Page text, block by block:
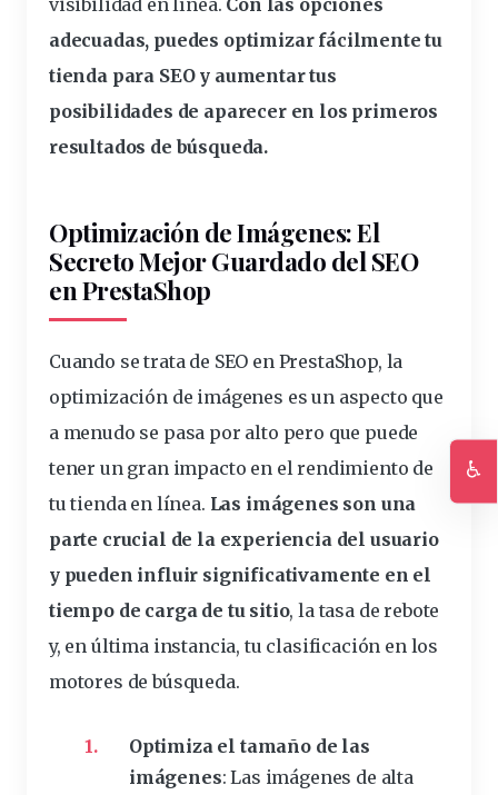
adecuadas, puedes optimizar fácilmente tu
tienda para SEO y aumentar tus
posibilidades de aparecer en los primeros
resultados de búsqueda.
Optimización de Imágenes: El
Secreto Mejor Guardado del SEO
en PrestaShop
Cuando se trata de SEO en PrestaShop, la
optimización de imágenes es un aspecto que
a menudo se pasa por alto pero que puede
tener un gran impacto en el rendimiento de
tu tienda en línea. Las imágenes son una
parte crucial de la experiencia del usuario
y pueden influir significativamente en el
tiempo de carga de tu sitio, la tasa de rebote
y, en última instancia, tu clasificación en los
motores de búsqueda.
Optimiza el tamaño de las
imágenes: Las imágenes de alta
♿